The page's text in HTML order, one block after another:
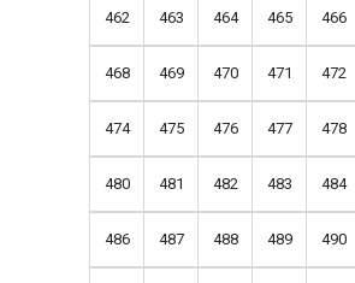
462 463 464 465 466
468 469 470 471 472
474 475 476 477 478
480 481 482 483 484
486 487 488 489 490